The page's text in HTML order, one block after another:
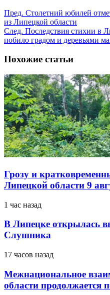
Пред. Столетний юбилей
из Липецкой области
След. Последствия стихии в
побило градом и деревьями
Похожие статьи
Грозу и
Липецкой области 9
1 час назад
В Липецке открылась
Слушника
17 часов назад
Межнациональное
области продолжается